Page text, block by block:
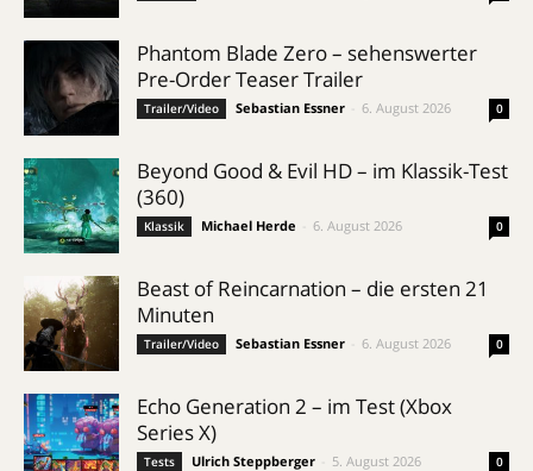
Phantom Blade Zero – sehenswerter
Pre-Order Teaser Trailer
Trailer/Video Sebastian Essner 6. August 2026 0
Beyond Good & Evil HD – im Klassik-Test
(360)
Klassik Michael Herde 6. August 2026 0
Beast of Reincarnation – die ersten 21
Minuten
Trailer/Video Sebastian Essner 6. August 2026 0
Echo Generation 2 – im Test (Xbox
Series X)
Tests Ulrich Steppberger 5. August 2026 0